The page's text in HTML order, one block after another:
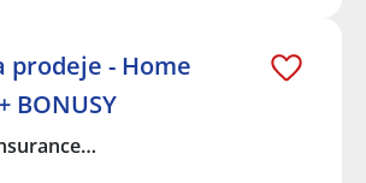
prodeje - Home
BONUSY